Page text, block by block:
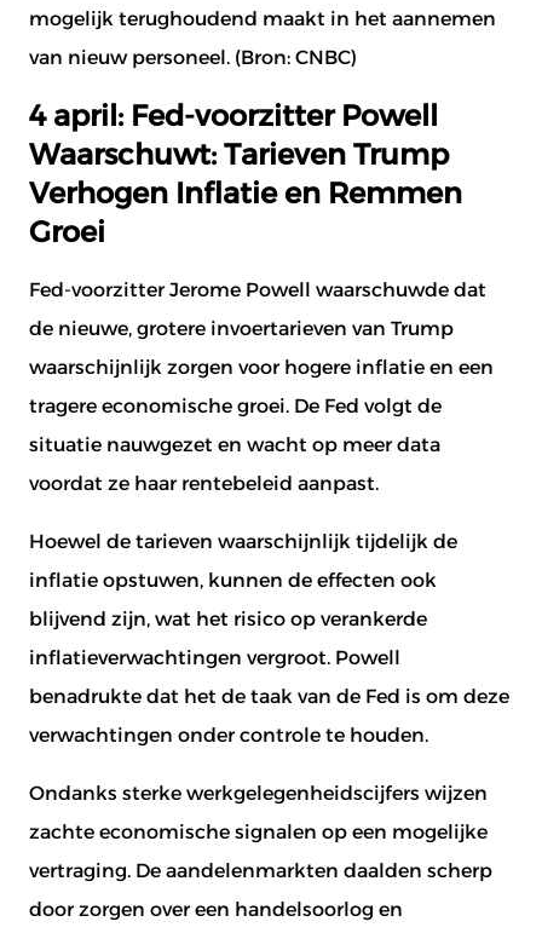
mogelijk terughoudend maakt in het aannemen
van nieuw personeel. (Bron: CNBC)
4 april: Fed-voorzitter Powell
Waarschuwt: Tarieven Trump
Verhogen Inflatie en Remmen
Groei
Fed-voorzitter Jerome Powell waarschuwde dat
de nieuwe, grotere invoertarieven van Trump
waarschijnlijk zorgen voor hogere inflatie en een
tragere economische groei. De Fed volgt de
situatie nauwgezet en wacht op meer data
voordat ze haar rentebeleid aanpast.
Hoewel de tarieven waarschijnlijk tijdelijk de
inflatie opstuwen, kunnen de effecten ook
blijvend zijn, wat het risico op verankerde
inflatieverwachtingen vergroot. Powell
benadrukte dat het de taak van de Fed is om deze
verwachtingen onder controle te houden.
Ondanks sterke werkgelegenheidscijfers wijzen
zachte economische signalen op een mogelijke
vertraging. De aandelenmarkten daalden scherp
door zorgen over een handelsoorlog en